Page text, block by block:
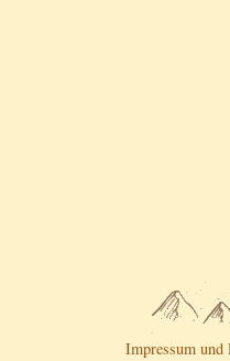
Impressum und